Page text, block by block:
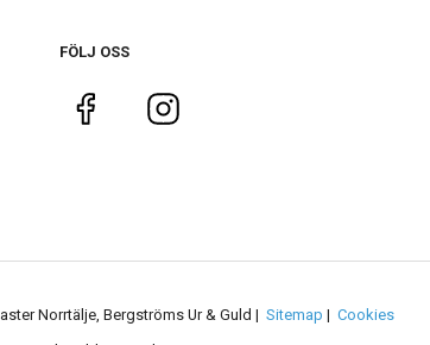
FÖLJ OSS
Norrtälje, Bergströms Ur & Guld | Sitemap | Cookies